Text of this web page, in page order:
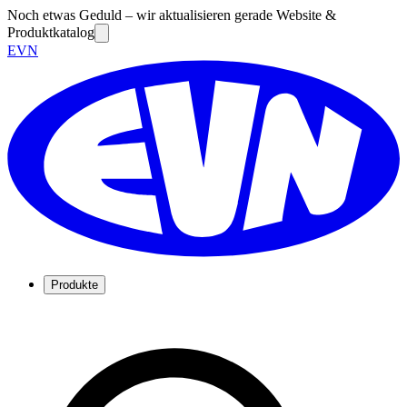
Noch etwas Geduld – wir aktualisieren gerade Website &
Produktkatalog
EVN
Produkte